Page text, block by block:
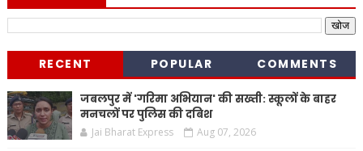
RECENT POPULAR COMMENTS
जबलपुर में 'गरिमा अभियान' की सख्ती: स्कूलों के बाहर
मनचलों पर पुलिस की दबिश
Jai Bharat Express Aug 07, 2026